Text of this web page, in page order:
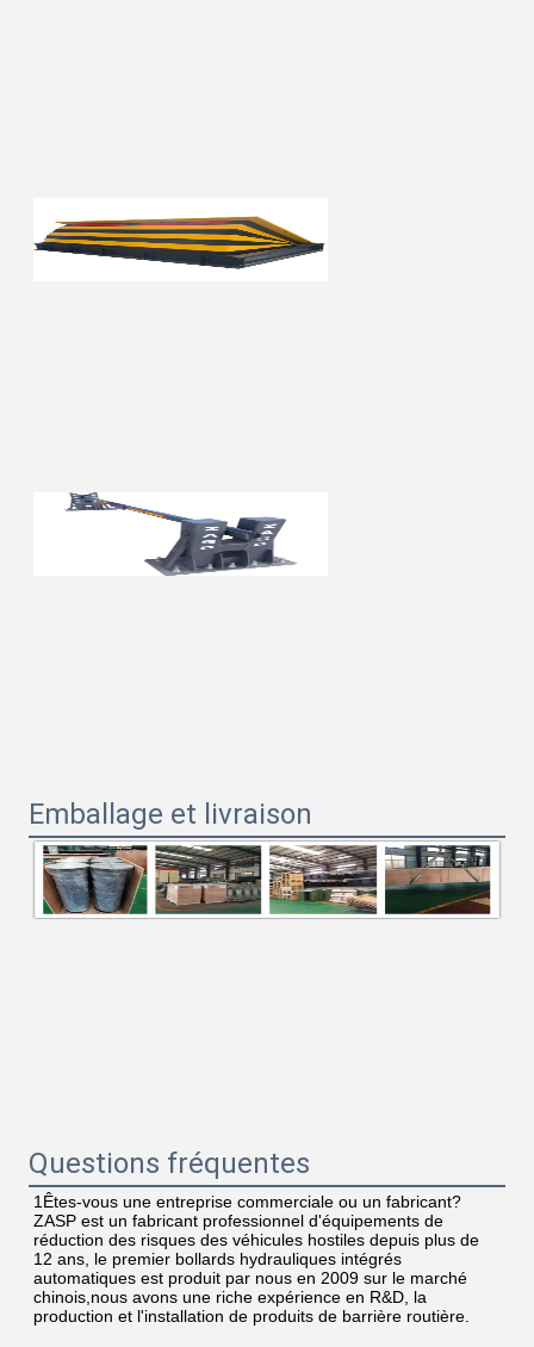
Emballage et livraison
Questions fréquentes
1Êtes-vous une entreprise commerciale ou un fabricant?
ZASP est un fabricant professionnel d'équipements de
réduction des risques des véhicules hostiles depuis plus de
12 ans, le premier bollards hydrauliques intégrés
automatiques est produit par nous en 2009 sur le marché
chinois,nous avons une riche expérience en R&D, la
production et l'installation de produits de barrière routière.